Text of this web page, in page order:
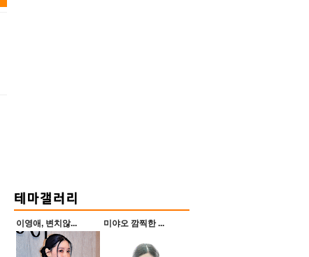
이영애, 변치않... 미야오 깜찍한 ...